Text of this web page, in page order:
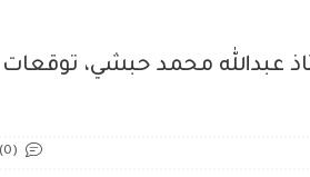
عبدالله محمد حبشي، توقعات
(0)